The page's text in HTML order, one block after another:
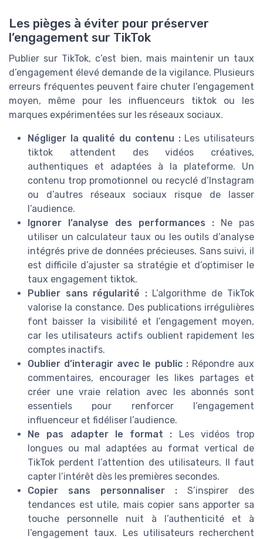
Les pièges à éviter pour préserver
l’engagement sur TikTok
Publier sur TikTok, c’est bien, mais maintenir un taux
d’engagement élevé demande de la vigilance. Plusieurs
erreurs fréquentes peuvent faire chuter l’engagement
moyen, même pour les influenceurs tiktok ou les
marques expérimentées sur les réseaux sociaux.
Négliger la qualité du contenu :Les utilisateurs
tiktok attendent des vidéos créatives,
authentiques et adaptées à la plateforme. Un
contenu trop promotionnel ou recyclé d’Instagram
ou d’autres réseaux sociaux risque de lasser
l’audience.
Ignorer l’analyse des performances : Ne pas
utiliser un calculateur taux ou les outils d’analyse
intégrés prive de données précieuses. Sans suivi, il
est difficile d’ajuster sa stratégie et d’optimiser le
taux engagement tiktok.
Publier sans régularité :L’algorithme de TikTok
valorise la constance. Des publications irrégulières
font baisser la visibilité et l’engagement moyen,
car les utilisateurs actifs oublient rapidement les
comptes inactifs.
Oublier d’interagir avec le public :Répondre aux
commentaires, encourager les likes partages et
créer une vraie relation avec les abonnés sont
essentiels pour renforcer l’engagement
influenceur et fidéliser l’audience.
Ne pas adapter le format : Les vidéos trop
longues ou mal adaptées au format vertical de
TikTok perdent l’attention des utilisateurs. Il faut
capter l’intérêt dès les premières secondes.
Copier sans personnaliser : S’inspirer des
tendances est utile, mais copier sans apporter sa
touche personnelle nuit à l’authenticité et à
l’engagement taux. Les utilisateurs recherchent